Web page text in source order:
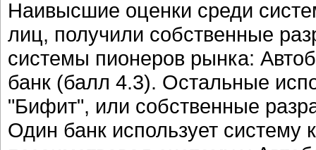
Наивысшие оценки среди
лиц, получили собственные
системы пионеров рынка:
банк (балл 4.3). Остальные
"Бифит", или собственные
Один банк использует систему